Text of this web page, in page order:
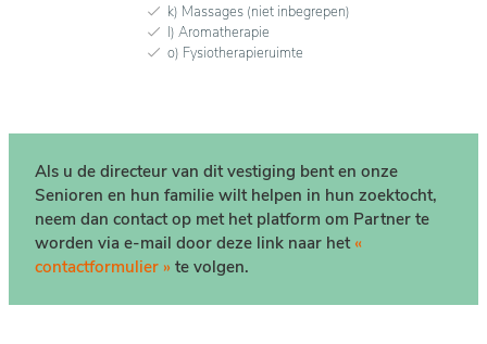
k) Massages (niet inbegrepen)
l) Aromatherapie
o) Fysiotherapieruimte
Als u de directeur van dit vestiging bent en onze
Senioren en hun familie wilt helpen in hun zoektocht,
neem dan contact op met het platform om Partner te
worden via e-mail door deze link naar het «
contactformulier » te volgen.